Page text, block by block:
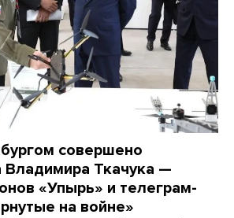
совершено
Владимира Ткачука —
«Упырь» и телеграм-
на войне»